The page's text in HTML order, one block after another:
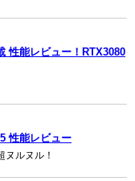
性能レビュー！RTX3080
性能レビュー
ルヌル！